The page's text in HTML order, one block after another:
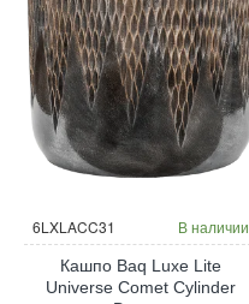
6LXLACC31 В наличии
Кашпо Baq Luxe Lite
Universe Comet Cylinder